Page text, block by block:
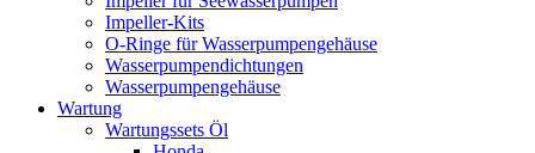
Impeller-Kits
O-Ringe für Wasserpumpengehäuse
Wasserpumpendichtungen
Wasserpumpengehäuse
Wartung
Wartungssets Öl